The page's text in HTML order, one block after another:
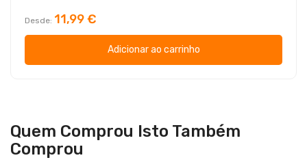
Desde 11,99 €
Adicionar ao carrinho
Quem Comprou Isto Também
Comprou